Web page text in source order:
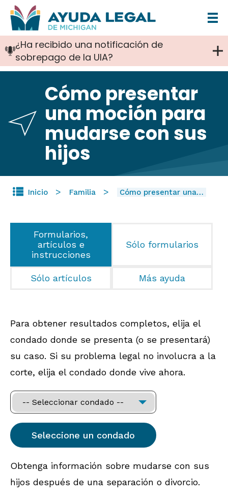
Pasar
al
contenido
principal
¿Ha recibido una notificación de
sobrepago de la UIA?
Cómo presentar
una moción para
mudarse con sus
hijos
Inicio Familia Cómo presentar una…
Formularios,
artículos e
instrucciones
Sólo formularios
Sólo artículos Más ayuda
Para obtener resultados completos, elija el
condado donde se presenta (o se presentará)
su caso. Si su problema legal no involucra a la
corte, elija el condado donde vive ahora.
Obtenga información sobre mudarse con sus
hijos después de una separación o divorcio.